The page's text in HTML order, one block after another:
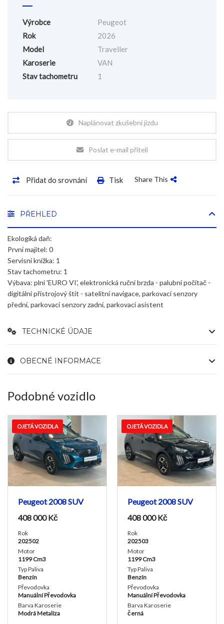
Výrobce
Peugeot
Rok
2026
Model
Traveller
Karoserie
VAN
Stav tachometru
1
Naplánovat zkušební jízdu
Poslat e-mail příteli
Přidat do srovnání Tisk Share This
PŘEHLED
Ekologiká daň:
První majitel: 0
Servisní knížka: 1
Stav tachometru: 1
Výbava: plní 'EURO VI', elektronická ruční brzda - palubní počítač -
digitální přístrojový štít - satelitní navigace, parkovací senzory
přední, parkovací senzory zadní, parkovací asistent
TECHNICKÉ ÚDAJE
OBECNÉ INFORMACE
Podobné vozidlo
OJETÁ VOZIDLA
Peugeot 2008 SUV
408 000Kč
Rok
202502
Motor
1199 Cm3
Typ Paliva
Benzín
Převodovka
Manuální Převodovka
Barva Karoserie
Modrá Metalíza
OJETÁ VOZIDLA
Peugeot 2008 SUV
408 000Kč
Rok
202503
Motor
1199 Cm3
Typ Paliva
Benzín
Převodovka
Manuální Převodovka
Barva Karoserie
černá